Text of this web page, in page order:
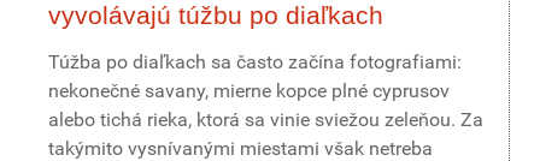
vyvolávajú túžbu po diaľkach
Túžba po diaľkach sa často začína fotografiami:
nekonečné savany, mierne kopce plné cyprusov
alebo tichá rieka, ktorá sa vinie sviežou zeleňou. Za
takýmito vysnívanými miestami však netreba